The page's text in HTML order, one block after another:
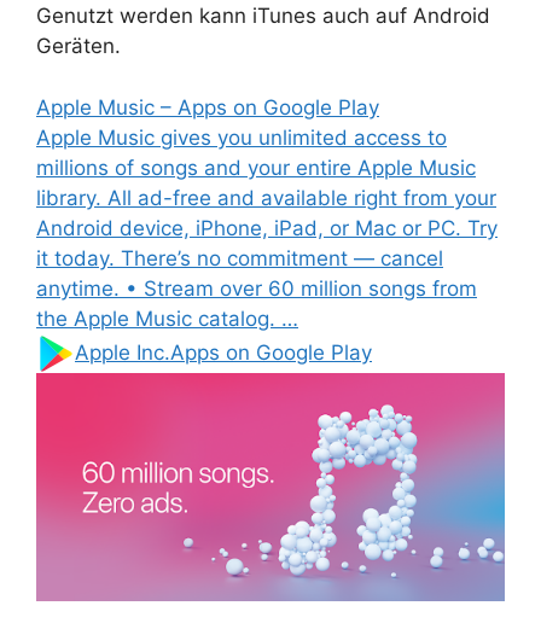
Genutzt werden kann iTunes auch auf Android
Geräten.
Apple Music – Apps on Google Play
Apple Music gives you unlimited access to
millions of songs and your entire Apple Music
library. All ad-free and available right from your
Android device, iPhone, iPad, or Mac or PC. Try
it today. There’s no commitment — cancel
anytime. • Stream over 60 million songs from
the Apple Music catalog. …
Apple Inc.Apps on Google Play